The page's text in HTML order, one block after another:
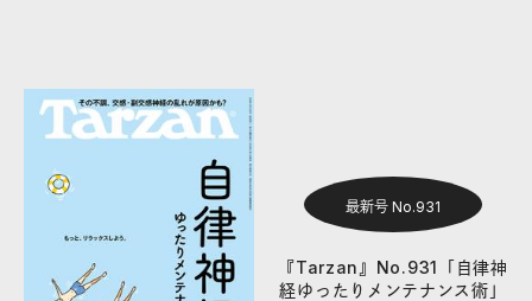
最新号 No.931
『Tarzan』No.931「自律神
経ゆったりメンテナンス術」